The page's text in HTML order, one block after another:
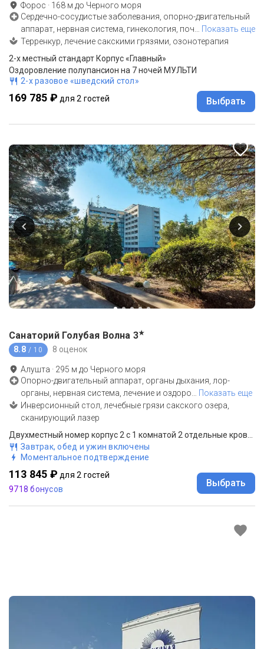
Форос · 168 м до Черного моря
Сердечно-сосудистые заболевания, опорно-двигательный
аппарат, нервная система, гинекология, поч… Показать еще
Терренкур, лечение сакскими грязями, озонотерапия
2-x местный стандарт Корпус «Главный»
Оздоровление полупансион на 7 ночей МУЛЬТИ
2-х разовое «шведский стол»
169 785 ₽ для 2 гостей Выбрать
Санаторий Голубая Волна 3★
8.8 / 10 8 оценок
Алушта · 295 м до Черного моря
Опорно-двигательный аппарат, органы дыхания, лор-
органы, нервная система, лечение и оздоро
Показать еще
Инверсионный стол, лечебные грязи сакского озера,
сканирующий лазер
Завтрак, обед и ужин включены
Моментальное подтверждение
113 845 ₽ для 2 гостей
9718 бонусов
Выбрать